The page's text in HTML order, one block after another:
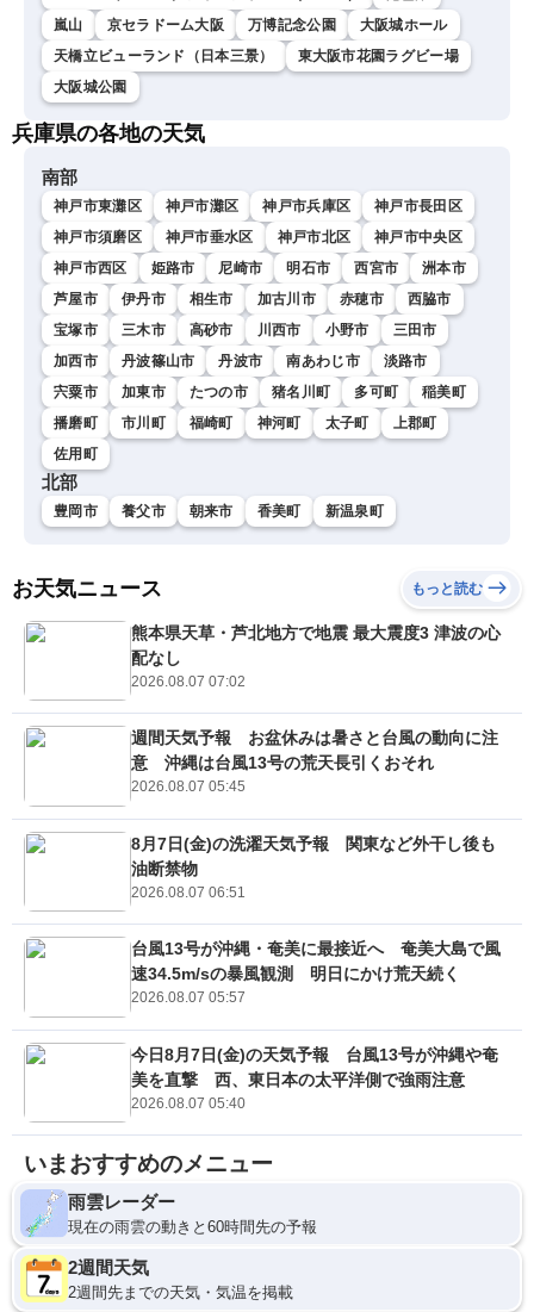
嵐山
京セラドーム大阪 万博記念公園
大阪城ホール
天橋立ビューランド（日本三景）
東大阪市花園ラグビー場
大阪城公園
兵庫県の各地の天気
南部
神戸市東灘区 神戸市灘区 神戸市兵庫区
神戸市長田区
神戸市須磨区
神戸市垂水区 神戸市北区
神戸市中央区
神戸市西区
姫路市 尼崎市 明石市 西宮市
洲本市
芦屋市
伊丹市 相生市 加古川市 赤穂市
西脇市
宝塚市
三木市 高砂市 川西市 小野市
三田市
加西市
丹波篠山市 丹波市 南あわじ市
淡路市
宍粟市
加東市 たつの市 猪名川町 多可町
稲美町
播磨町
市川町 福崎町 神河町 太子町
上郡町
佐用町
北部
豊岡市 養父市 朝来市 香美町 新温泉町
お天気ニュース もっと読む
熊本県天草・芦北地方で地震 最大震度3 津波の心
配なし
2026.08.07 07:02
週間天気予報 お盆休みは暑さと台風の動向に注
意 沖縄は台風13号の荒天長引くおそれ
2026.08.07 05:45
8月7日(金)の洗濯天気予報 関東など外干し後も
油断禁物
2026.08.07 06:51
台風13号が沖縄・奄美に最接近へ 奄美大島で風
速34.5m/sの暴風観測 明日にかけ荒天続く
2026.08.07 05:57
今日8月7日(金)の天気予報 台風13号が沖縄や奄
美を直撃 西、東日本の太平洋側で強雨注意
2026.08.07 05:40
いまおすすめのメニュー
雨雲レーダー
現在の雨雲の動きと60時間先の予報
2週間天気
2週間先までの天気・気温を掲載